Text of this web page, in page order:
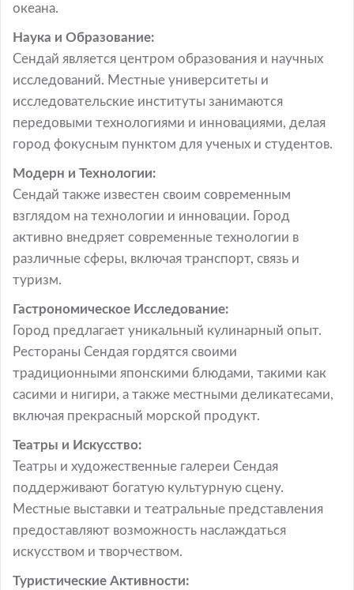
океана.
Наука и Образование:
Сендай является центром образования и научных
исследований. Местные университеты и
исследовательские институты занимаются
передовыми технологиями и инновациями, делая
город фокусным пунктом для ученых и студентов.
Модерн и Технологии:
Сендай также известен своим современным
взглядом на технологии и инновации. Город
активно внедряет современные технологии в
различные сферы, включая транспорт, связь и
туризм.
Гастрономическое Исследование:
Город предлагает уникальный кулинарный опыт.
Рестораны Сендая гордятся своими
традиционными японскими блюдами, такими как
сасими и нигири, а также местными деликатесами,
включая прекрасный морской продукт.
Театры и Искусство:
Театры и художественные галереи Сендая
поддерживают богатую культурную сцену.
Местные выставки и театральные представления
предоставляют возможность наслаждаться
искусством и творчеством.
Туристические Активности: